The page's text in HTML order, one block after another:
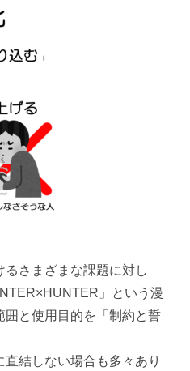
さまざまな課題に対し
」という漫
と使用目的を「制約と誓
結しない場合も多々あり